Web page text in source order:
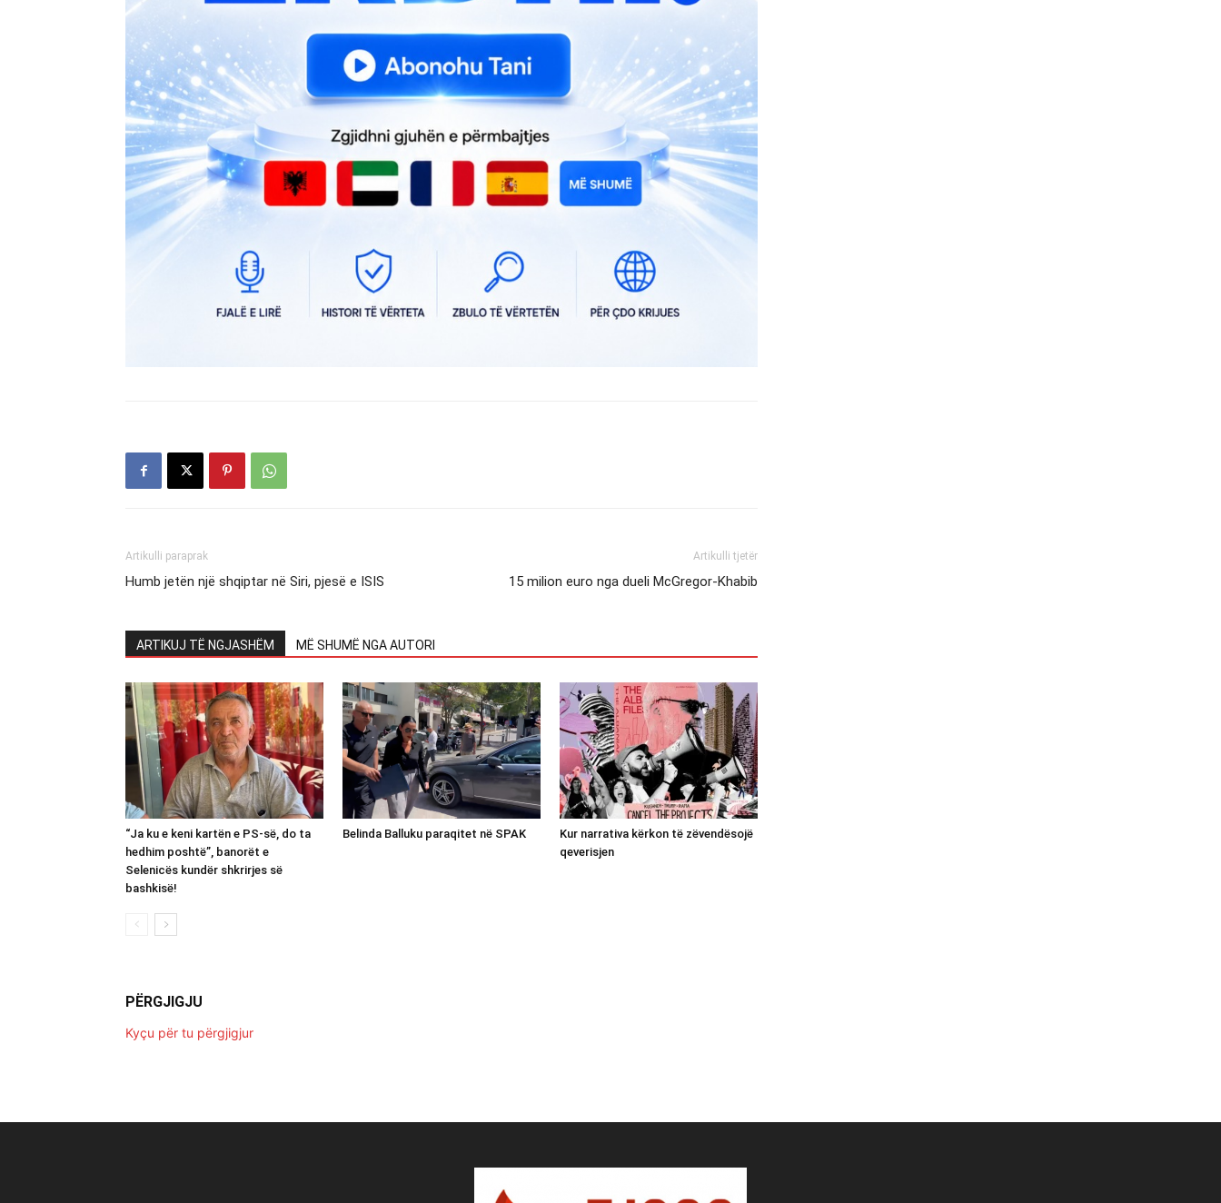
Artikulli paraprak
Humb jetën një shqiptar në Siri, pjesë e ISIS
Artikulli tjetër
15 milion euro nga dueli McGregor-Khabib
ARTIKUJ TË NGJASHËM MË SHUMË NGA AUTORI
“Ja ku e keni kartën e PS-së, do ta
hedhim poshtë”, banorët e
Selenicës kundër shkrirjes së
bashkisë!
Belinda Balluku paraqitet në SPAK
Kur narrativa kërkon të zëvendësojë
qeverisjen
PËRGJIGJU
Kyçu për tu përgjigjur